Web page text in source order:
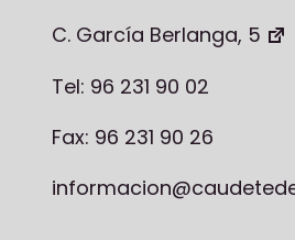
C. García Berlanga, 5
Tel: 96 231 90 02
Fax: 96 231 90 26